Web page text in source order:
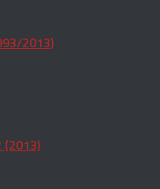
2013)
(2013)